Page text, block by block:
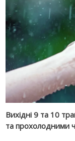
Вихідні 9 та 10
та прохолодними